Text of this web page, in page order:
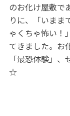
のお化け屋敷で
りに、「いまま
ゃくちゃ怖い！
てきました。お
「最恐体験」
☆